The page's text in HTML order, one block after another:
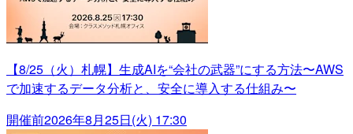
【8/25（火）札幌】生成AIを“会社の武器”にする方法〜AWS
で加速するデータ分析と、安全に導入する仕組み〜
開催前2026年8月25日(火) 17:30